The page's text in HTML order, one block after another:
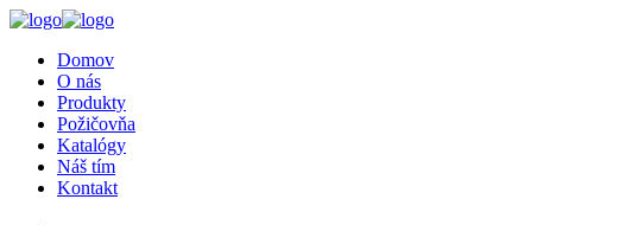
Domov
O nás
Produkty
Požičovňa
Katalógy
Náš tím
Kontakt